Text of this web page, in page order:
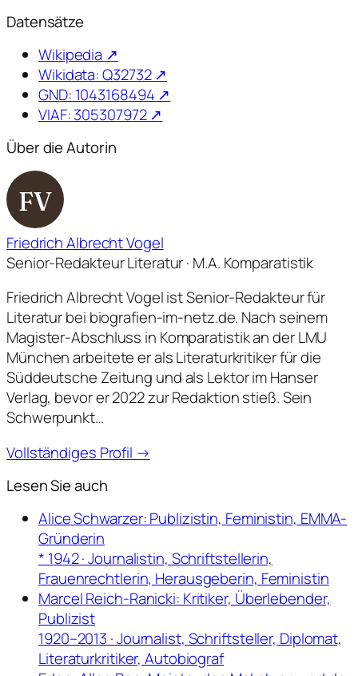
Datensätze
Wikipedia ↗
Wikidata: Q32732 ↗
GND: 1043168494 ↗
VIAF: 305307972 ↗
Über die Autorin
FV
Friedrich Albrecht Vogel
Senior-Redakteur Literatur · M.A. Komparatistik
Friedrich Albrecht Vogel ist Senior-Redakteur für
Literatur bei biografien-im-netz.de. Nach seinem
Magister-Abschluss in Komparatistik an der LMU
München arbeitete er als Literaturkritiker für die
Süddeutsche Zeitung und als Lektor im Hanser
Verlag, bevor er 2022 zur Redaktion stieß. Sein
Schwerpunkt…
Vollständiges Profil →
Lesen Sie auch
Alice Schwarzer: Publizistin, Feministin, EMMA-
Gründerin
* 1942 · Journalistin, Schriftstellerin,
Frauenrechtlerin, Herausgeberin, Feministin
Marcel Reich-Ranicki: Kritiker, Überlebender,
Publizist
1920–2013 · Journalist, Schriftsteller, Diplomat,
Literaturkritiker, Autobiograf